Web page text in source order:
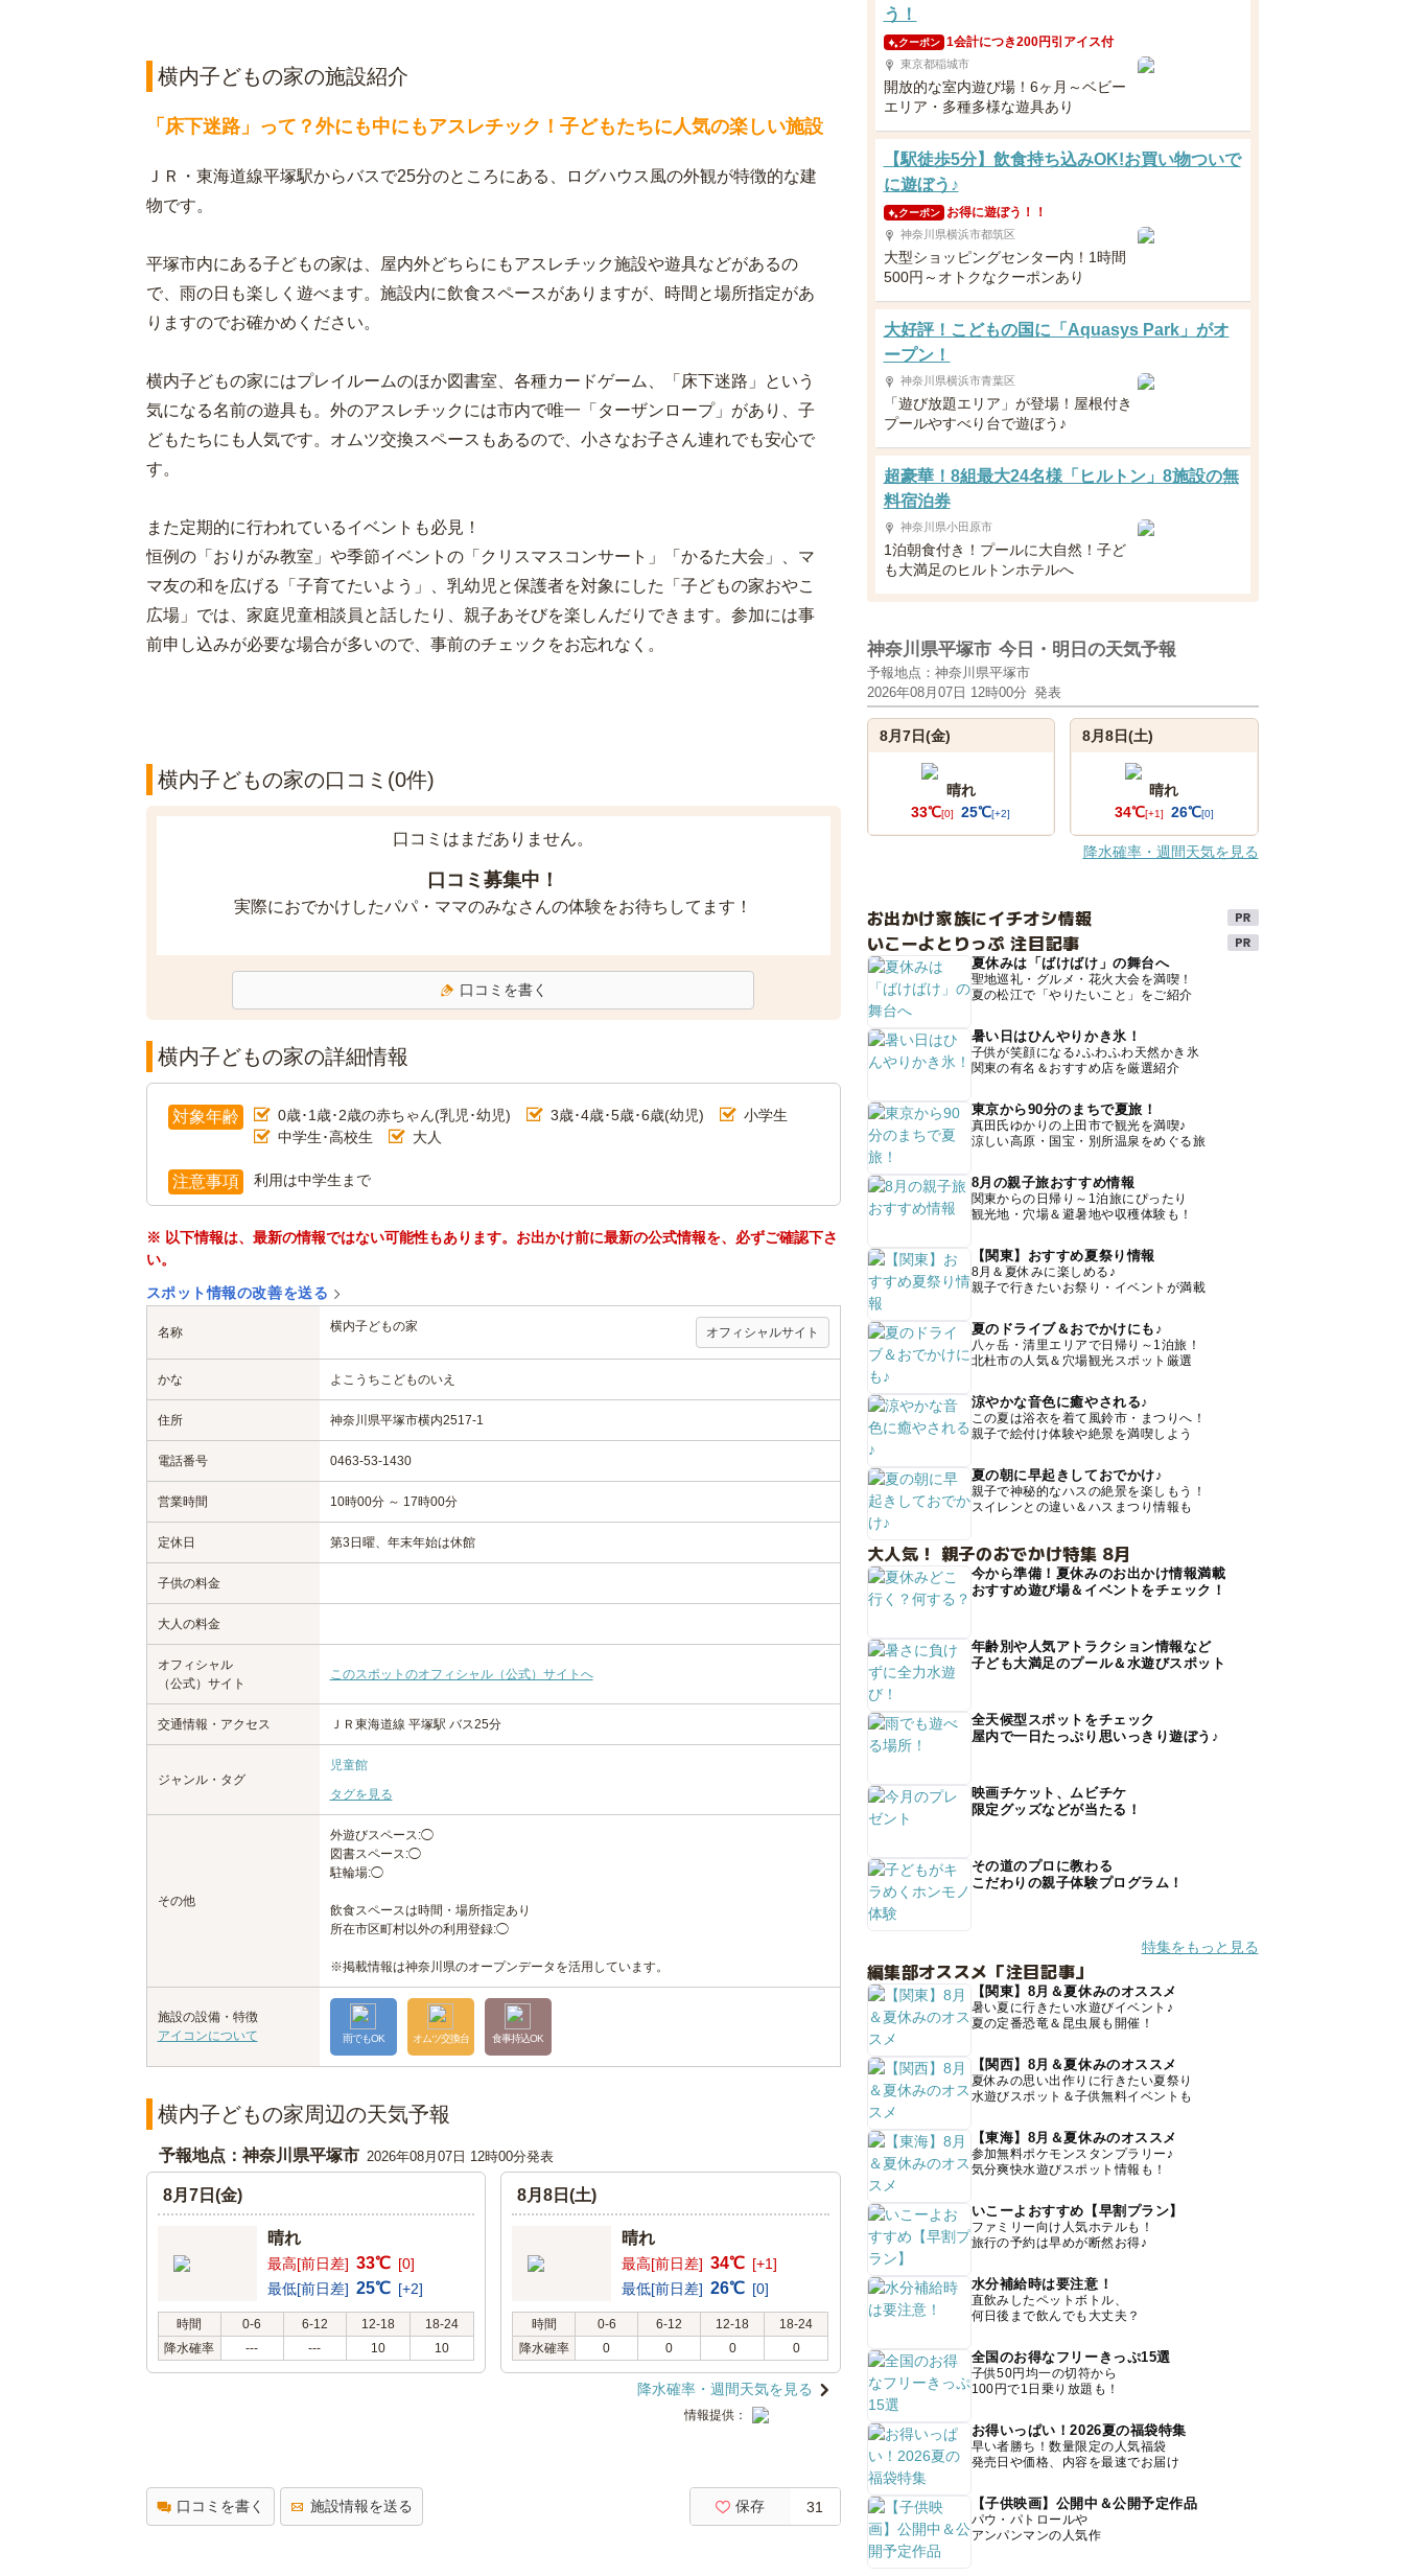
横内子どもの家の施設紹介
「床下迷路」って？外にも中にもアスレチック！子どもたちに人気の楽しい施設
ＪＲ・東海道線平塚駅からバスで25分のところにある、ログハウス風の外観が特徴的な建
物です。
平塚市内にある子どもの家は、屋内外どちらにもアスレチック施設や遊具などがあるの
で、雨の日も楽しく遊べます。施設内に飲食スペースがありますが、時間と場所指定があ
りますのでお確かめください。
横内子どもの家にはプレイルームのほか図書室、各種カードゲーム、「床下迷路」という
気になる名前の遊具も。外のアスレチックには市内で唯一「ターザンロープ」があり、子
どもたちにも人気です。オムツ交換スペースもあるので、小さなお子さん連れでも安心で
す。
また定期的に行われているイベントも必見！
恒例の「おりがみ教室」や季節イベントの「クリスマスコンサート」「かるた大会」、マ
マ友の和を広げる「子育てたいよう」、乳幼児と保護者を対象にした「子どもの家おやこ
広場」では、家庭児童相談員と話したり、親子あそびを楽しんだりできます。参加には事
前申し込みが必要な場合が多いので、事前のチェックをお忘れなく。
横内子どもの家の口コミ(0件)
口コミはまだありません。
口コミ募集中！
実際におでかけしたパパ・ママのみなさんの体験をお待ちしてます！
口コミを書く
横内子どもの家の詳細情報
対象年齢 0歳･1歳･2歳の赤ちゃん(乳児･幼児) 3歳･4歳･5歳･6歳(幼児)
小学生
中学生･高校生
大人
注意事項 利用は中学生まで
※ 以下情報は、最新の情報ではない可能性もあります。お出かけ前に最新の公式情報を、必ずご確認下さ
い。
スポット情報の改善を送る
名称 横内子どもの家 オフィシャルサイト
かな よこうちこどものいえ
住所 神奈川県平塚市横内2517-1
電話番号 0463-53-1430
営業時間 10時00分 ～ 17時00分
定休日 第3日曜、年末年始は休館
子供の料金
大人の料金
オフィシャル
（公式）サイト
このスポットのオフィシャル（公式）サイトへ
交通情報・アクセス ＪＲ東海道線 平塚駅 バス25分
ジャンル・タグ
児童館
タグを見る
その他
外遊びスペース:◯
図書スペース:◯
駐輪場:◯
飲食スペースは時間・場所指定あり
所在市区町村以外の利用登録:◯
※掲載情報は神奈川県のオープンデータを活用しています。
施設の設備・特徴
アイコンについて
雨でもOK オムツ交換台 食事持込OK
横内子どもの家周辺の天気予報
予報地点：神奈川県平塚市 2026年08月07日 12時00分発表
8月7日(金)
晴れ
最高[前日差] 33℃ [0]
最低[前日差] 25℃ [+2]
時間 0-6 6-12 12-18
18-24
降水確率
--- --- 10 10
8月8日(土)
晴れ
最高[前日差] 34℃ [+1]
最低[前日差] 26℃ [0]
時間 0-6 6-12 12-18
18-24
降水確率
0 0 0 0
降水確率・週間天気を見る
情報提供：
口コミを書く 施設情報を送る 保存 31
う！
クーポン 1会計につき200円引アイス付
東京都稲城市
開放的な室内遊び場！6ヶ月～ベビー
エリア・多種多様な遊具あり
【駅徒歩5分】飲食持ち込みOK!お買い物ついで
に遊ぼう♪
クーポン お得に遊ぼう！！
神奈川県横浜市都筑区
大型ショッピングセンター内！1時間
500円～オトクなクーポンあり
大好評！こどもの国に「Aquasys Park」がオ
ープン！
神奈川県横浜市青葉区
「遊び放題エリア」が登場！屋根付き
プールやすべり台で遊ぼう♪
超豪華！8組最大24名様「ヒルトン」8施設の無
料宿泊券
神奈川県小田原市
1泊朝食付き！プールに大自然！子ど
も大満足のヒルトンホテルへ
神奈川県平塚市 今日・明日の天気予報
予報地点：神奈川県平塚市
2026年08月07日 12時00分 発表
8月7日(金)
晴れ
33℃[0] 25℃[+2]
8月8日(土)
晴れ
34℃[+1] 26℃[0]
降水確率・週間天気を見る
お出かけ家族にイチオシ情報
いこーよとりっぷ 注目記事
夏休みは「ばけばけ」の舞台へ
聖地巡礼・グルメ・花火大会を満喫！
夏の松江で「やりたいこと」をご紹介
暑い日はひんやりかき氷！
子供が笑顔になる♪ふわふわ天然かき氷
関東の有名＆おすすめ店を厳選紹介
東京から90分のまちで夏旅！
真田氏ゆかりの上田市で観光を満喫♪
涼しい高原・国宝・別所温泉をめぐる旅
8月の親子旅おすすめ情報
関東からの日帰り～1泊旅にぴったり
観光地・穴場＆避暑地や収穫体験も！
【関東】おすすめ夏祭り情報
8月＆夏休みに楽しめる♪
親子で行きたいお祭り・イベントが満載
夏のドライブ＆おでかけにも♪
八ヶ岳・清里エリアで日帰り～1泊旅！
北杜市の人気＆穴場観光スポット厳選
涼やかな音色に癒やされる♪
この夏は浴衣を着て風鈴市・まつりへ！
親子で絵付け体験や絶景を満喫しよう
夏の朝に早起きしておでかけ♪
親子で神秘的なハスの絶景を楽しもう！
スイレンとの違い＆ハスまつり情報も
大人気！ 親子のおでかけ特集 8月
今から準備！夏休みのお出かけ情報満載
おすすめ遊び場＆イベントをチェック！
年齢別や人気アトラクション情報など
子ども大満足のプール＆水遊びスポット
全天候型スポットをチェック
屋内で一日たっぷり思いっきり遊ぼう♪
映画チケット、ムビチケ
限定グッズなどが当たる！
その道のプロに教わる
こだわりの親子体験プログラム！
特集をもっと見る
編集部オススメ「注目記事」
【関東】8月＆夏休みのオススメ
暑い夏に行きたい水遊びイベント♪
夏の定番恐竜＆昆虫展も開催！
【関西】8月＆夏休みのオススメ
夏休みの思い出作りに行きたい夏祭り
水遊びスポット＆子供無料イベントも
【東海】8月＆夏休みのオススメ
参加無料ポケモンスタンプラリー♪
気分爽快水遊びスポット情報も！
いこーよおすすめ【早割プラン】
ファミリー向け人気ホテルも！
旅行の予約は早めが断然お得♪
水分補給時は要注意！
直飲みしたペットボトル、
何日後まで飲んでも大丈夫？
全国のお得なフリーきっぷ15選
子供50円均一の切符から
100円で1日乗り放題も！
お得いっぱい！2026夏の福袋特集
早い者勝ち！数量限定の人気福袋
発売日や価格、内容を最速でお届け
【子供映画】公開中＆公開予定作品
パウ・パトロールや
アンパンマンの人気作